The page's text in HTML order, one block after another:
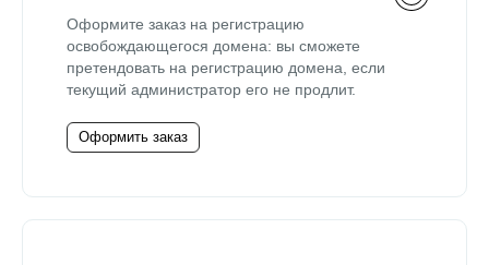
Оформите заказ на регистрацию
освобождающегося домена: вы сможете
претендовать на регистрацию домена, если
текущий администратор его не продлит.
Оформить заказ